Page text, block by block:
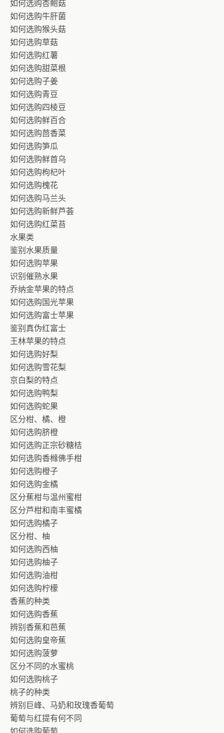
如何选购杏鲍菇
如何选购牛肝菌
如何选购猴头菇
如何选购草菇
如何选购红薯
如何选购甜菜根
如何选购子姜
如何选购青豆
如何选购四棱豆
如何选购鲜百合
如何选购茴香菜
如何选购笋瓜
如何选购鲜首乌
如何选购枸杞叶
如何选购槐花
如何选购马兰头
如何选购新鲜芦荟
如何选购红菜苔
水果类
鉴别水果质量
如何选购苹果
识别催熟水果
乔纳金苹果的特点
如何选购国光苹果
如何选购富士苹果
鉴别真伪红富士
王林苹果的特点
如何选购好梨
如何选购雪花梨
京白梨的特点
如何选购鸭梨
如何选购蛇果
区分柑、橘、橙
如何选购脐橙
如何选购正宗砂糖桔
如何选购香橼佛手柑
如何选购橙子
如何选购金橘
区分蕉柑与温州蜜柑
区分芦柑和南丰蜜橘
如何选购橘子
区分柑、柚
如何选购西柚
如何选购柚子
如何选购油柑
如何选购柠檬
香蕉的种类
如何选购香蕉
辨别香蕉和芭蕉
如何选购皇帝蕉
如何选购菠萝
区分不同的水蜜桃
如何选购桃子
桃子的种类
辨别巨峰、马奶和玫瑰香葡萄
葡萄与红提有何不同